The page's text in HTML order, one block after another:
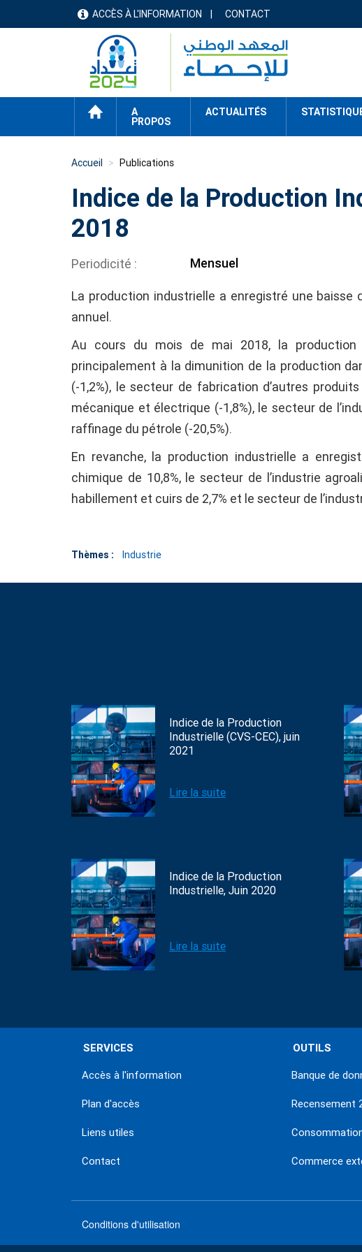
menu
header
ACCÈS À L'INFORMATION CONTACT
ACCUEIL
A
PROPOS
ACTUALITÉS
Accueil Publications
Indice de la Production
2018
Periodicité Mensuel
La production industrielle a enregistré une baisse
annuel.
Au cours du mois de mai 2018, la production
principalement à la dimunition de la production
(-1,2%), le secteur de fabrication d’autres
mécanique et électrique (-1,8%), le secteur de
raffinage du pétrole (-20,5%).
En revanche, la production industrielle a
chimique de 10,8%, le secteur de l’industrie
habillement et cuirs de 2,7% et le secteur de
Thèmes : Industrie
Indice de la Production
Industrielle (CVS-CEC), juin
2021
Lire la suite
Indice de la Production
Industrielle, Juin 2020
Lire la suite
SERVICES
Accès à l'information
Plan d'accès
Liens utiles
Contact
OUTILS
Banque de
Recensement
Commerce
menu
Conditions d'utilisation